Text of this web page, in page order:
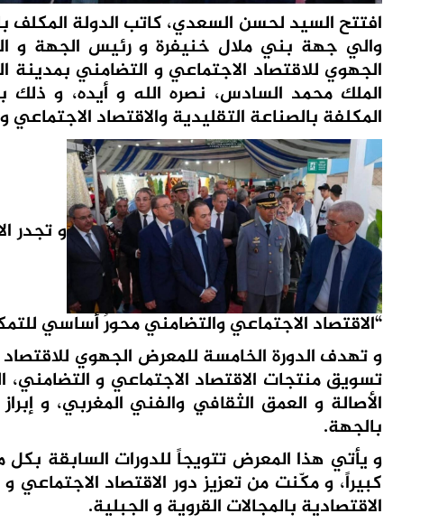
افتتح السيد لحسن السعدي، كاتب الدولة المكلف
والي جهة بني ملال خنيفرة و رئيس الجهة و
الجهوي للاقتصاد الاجتماعي و التضامني بمدينة
الملك محمد السادس، نصره الله و أيده، و
المكلفة بالصناعة التقليدية والاقتصاد الاجتماعي
“الاقتصاد الاجتماعي والتضامني محورٌ أساسي
و تهدف الدورة الخامسة للمعرض الجهوي
تسويق منتجات الاقتصاد الاجتماعي و
الأصالة و العمق الثقافي والفني المغربي، و
بالجهة.
و يأتي هذا المعرض تتويجاً للدورات السابقة
كبيراً، و مكّنت من تعزيز دور الاقتصاد
الاقتصادية بالمجالات القروية و الجبلية.